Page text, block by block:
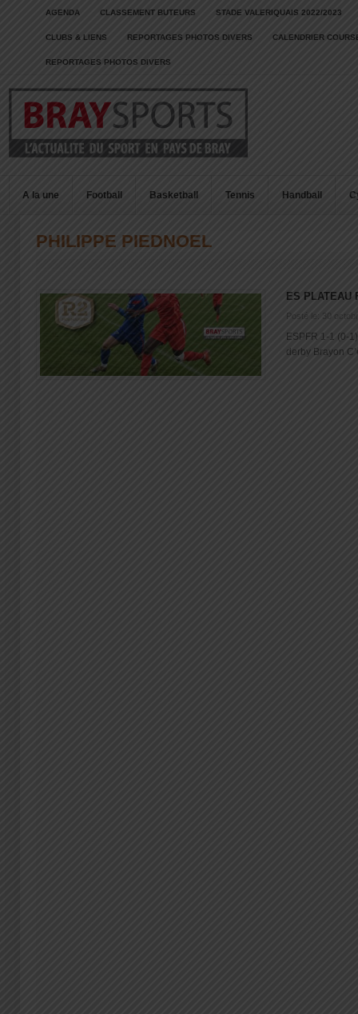
AGENDA CLASSEMENT BUTEURS STADE VALERIQUAIS 2022/2023
CLUBS & LIENS REPORTAGES PHOTOS DIVERS CALENDRIER
REPORTAGES PHOTOS DIVERS
A la une Football Basketball Tennis Handball
PHILIPPE PIEDNOEL
ES PLATEAU
Posté le: 30
ESPFR 1-1 (0-
derby Brayon